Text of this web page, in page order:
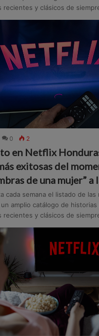
recientes y clásicos de
0 2
en Netflix
exitosas del
de una mujer” a
cada semana el listado de las
amplio catálogo de historias
recientes y clásicos de